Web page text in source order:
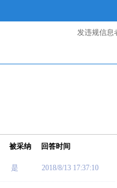
发违规信息
被采纳 回答时间
是 2018/8/13 17:37:10